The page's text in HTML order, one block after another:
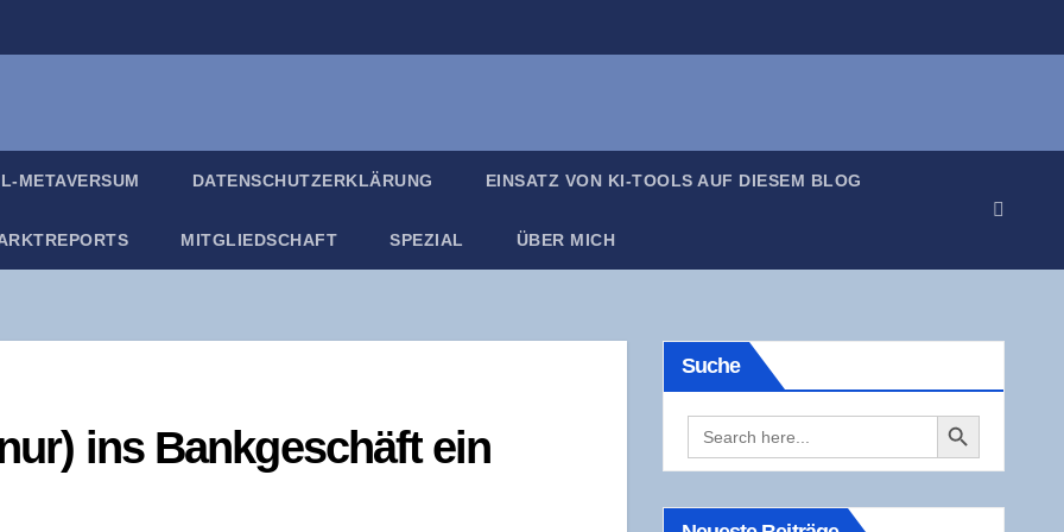
META­VER­SUM DATEN­SCHUTZ­ER­KLÄ­RUNG EIN­SATZ VON KI-TOOLS AUF DIE­SEM BLOG
MIT­GLIED­SCHAFT SPE­ZI­AL ÜBER MICH
ins Bank­ge­schäft ein
Suche
Search
for:
Search Button